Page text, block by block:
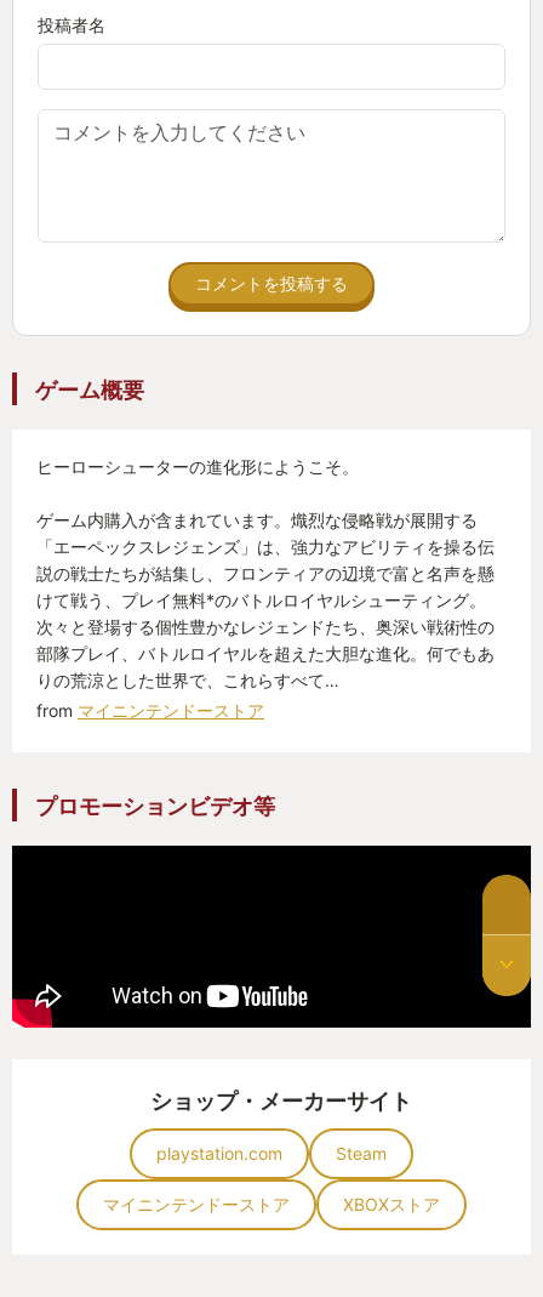
投稿者名
コメントを投稿する
ゲーム概要
ヒーローシューターの進化形にようこそ。
ゲーム内購入が含まれています。熾烈な侵略戦が展開する
「エーペックスレジェンズ」は、強力なアビリティを操る伝
説の戦士たちが結集し、フロンティアの辺境で富と名声を懸
けて戦う、プレイ無料*のバトルロイヤルシューティング。
次々と登場する個性豊かなレジェンドたち、奥深い戦術性の
部隊プレイ、バトルロイヤルを超えた大胆な進化。何でもあ
りの荒涼とした世界で、これらすべて…
from マイニンテンドーストア
プロモーションビデオ等
ショップ・メーカーサイト
playstation.com Steam
マイニンテンドーストア XBOXストア